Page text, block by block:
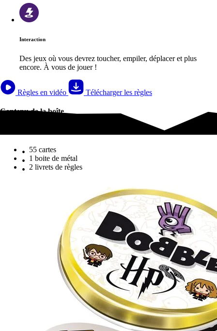
Interaction
Des jeux où vous devrez toucher, empiler, déplacer et plus
encore. À vous de jouer !
Règles en vidéo Télécharger les règles
Contenu de la boîte
55 cartes
1 boite de métal
2 livrets de règles